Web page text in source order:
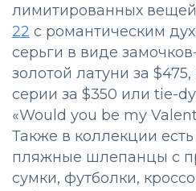
лимитированных вещей
22 с романтическим
серьги в виде
золотой латуни за
серии за $350 или tie-
«Would you be my
Также в коллекции
пляжные шлепанцы с
сумки, футболки,